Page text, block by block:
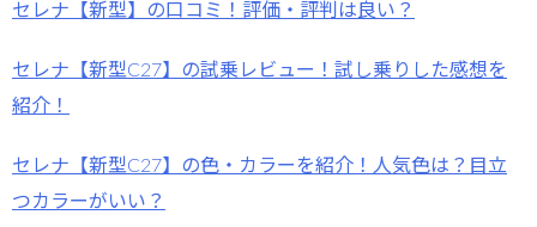
セレナ【新型】の口コミ！評価・評判は良い？
セレナ【新型C27】の試乗レビュー！試し乗りした感想を
紹介！
セレナ【新型C27】の色・カラーを紹介！人気色は？目立
つカラーがいい？